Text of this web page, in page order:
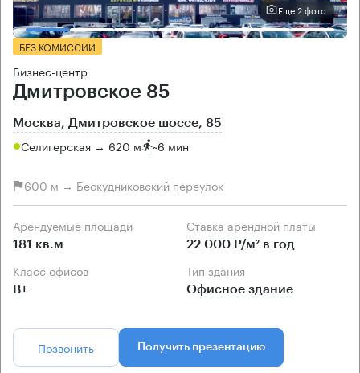
Еще 2 фото
БЕЗ КОМИССИИ
Бизнес-центр
Дмитровское 85
Москва, Дмитровское шоссе, 85
Селигерская → 620 м ~6 мин
600 м → Бескудниковский переулок
Арендуемые площади
181 кв.м
Ставка арендной платы
22 000 Р/м² в год
Класс офисов
B+
Тип здания
Офисное здание
Позвонить Получить презентацию